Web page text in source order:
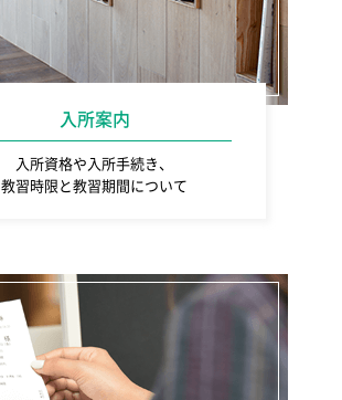
入所案内
入所資格や入所手続き、
教習時限と教習期間について